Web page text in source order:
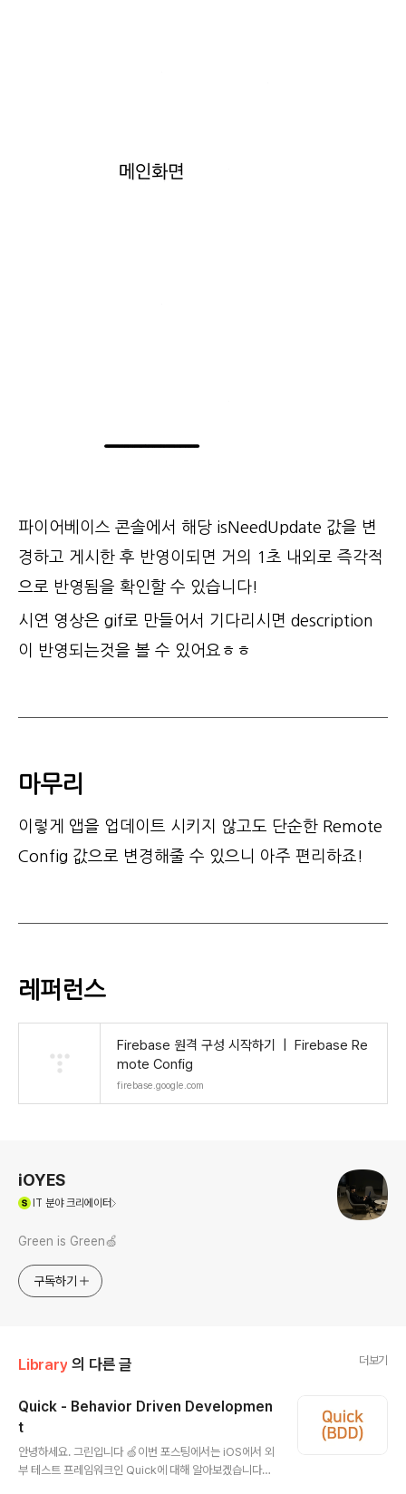
파이어베이스 콘솔에서 해당 isNeedUpdate 값을 변
경하고 게시한 후 반영이되면 거의 1초 내외로 즉각적
으로 반영됨을 확인할 수 있습니다!
시연 영상은 gif로 만들어서 기다리시면 description
이 반영되는것을 볼 수 있어요ㅎㅎ
마무리
이렇게 앱을 업데이트 시키지 않고도 단순한 Remote
Config 값으로 변경해줄 수 있으니 아주 편리하죠!
레퍼런스
Firebase 원격 구성 시작하기 | Firebase Re
mote Config
firebase.google.com
iOYES
IT 분야 크리에이터
Green is Green🍏
구독하기
Library 의 다른 글 더보기
Quick - Behavior Driven Developmen
t
안녕하세요. 그린입니다 🍏이번 포스팅에서는 iOS에서 외
부 테스트 프레임워크인 Quick에 대해 알아보겠습니다